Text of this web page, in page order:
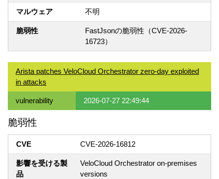
マルウェア 不明
脆弱性
FastJsonの脆弱性（CVE-2026-
16723）
Arista patches VeloCloud Orchestrator zero-day exploited
in attacks
vulnerability 2026-07-27 22:49:44
脆弱性
CVE CVE-2026-16812
影響を受ける製
品
VeloCloud Orchestrator on-premises
versions